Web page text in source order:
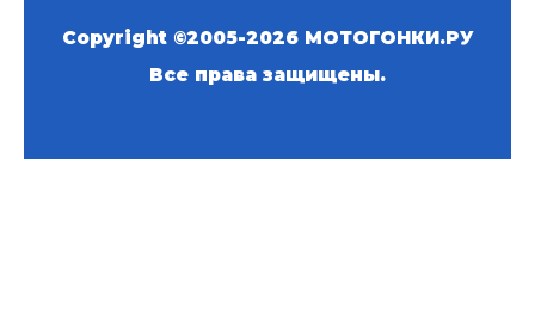
Copyright ©2005-2026 МОТОГОНКИ.РУ
Все права защищены.